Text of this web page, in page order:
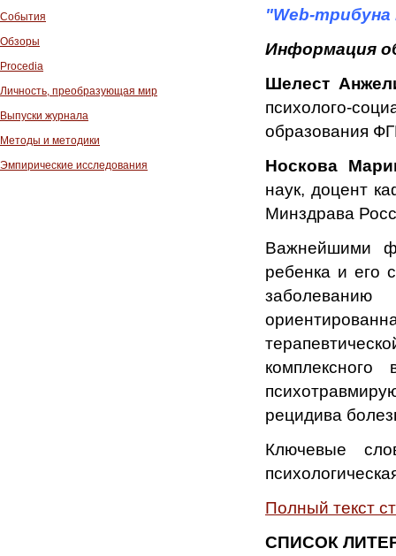
События
Обзоры
Procedia
Личность, преобразующая мир
Выпуски журнала
Методы и методики
Эмпирические исследования
"Web-трибуна
Информация
Шелест
психолого-
образования
Носкова
наук, доцент
Минздрава
Важнейшими
ребенка и его
комплексного
рецидива
Ключевые
Полный текст
СПИСОК